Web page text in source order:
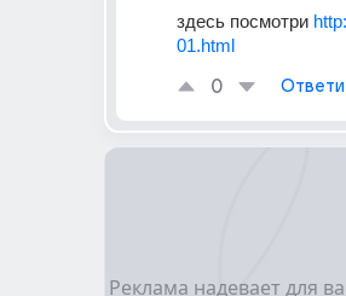
здесь посмотри
01.html
0